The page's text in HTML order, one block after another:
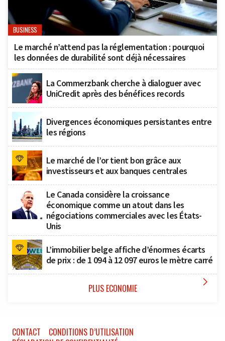
BUSINESS
Le marché n’attend pas la réglementation : pourquoi
les données de durabilité sont déjà nécessaires
La Commerzbank cherche à dialoguer avec
UniCredit après des bénéfices records
Divergences économiques persistantes entre
les régions
Le marché de l’or tient bon grâce aux
investisseurs et aux banques centrales
Le Canada considère la croissance
économique comme un atout dans les
négociations commerciales avec les États-
Unis
L’immobilier belge affiche d’énormes écarts
de prix : de 1 094 à 12 097 euros le mètre carré
PLUS ECONOMIE 
CONTACT
CONDITIONS D’UTILISATION